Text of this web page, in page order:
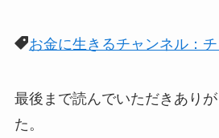
お金に生きるチャンネル：
最後まで読んでいただきあり
た。